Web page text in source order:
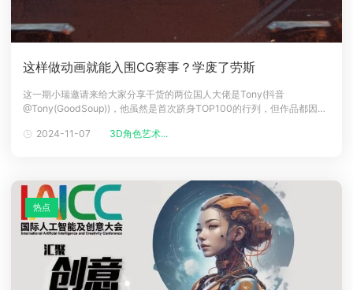
这样做动画就能入围CG赛事？学废了劳斯
这一期小瑞邀请来给大家分享干货的两位国人大佬是Tony(抖音
@Tony(GoodSoup))，他虽然是首次跻身TOP100的行列，但作品都因出
TonyTony佬目前就读于被誉为设计界的哈佛的美国罗德岛设计学院，还
2024-11-07 3D角色艺术...
热点